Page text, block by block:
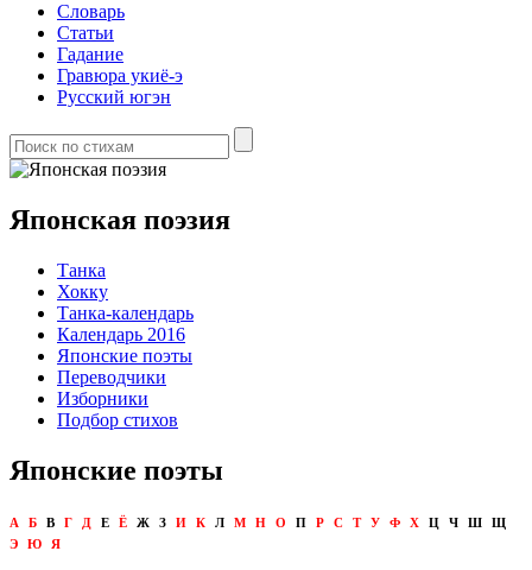
Словарь
Статьи
Гадание
Гравюра укиё-э
Русский югэн
Японская поэзия
Танка
Хокку
Танка-календарь
Календарь 2016
Японские поэты
Переводчики
Изборники
Подбор стихов
Японские поэты
А Б В Г Д Е Ё Ж З И К Л М Н О П Р С Т У Ф Х Ц Ч Ш
Щ
Э
Ю Я